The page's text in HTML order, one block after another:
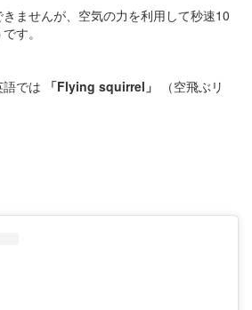
ませんが、空気の力を利用して秒速10
す。
では 「Flying squirrel」
（空飛ぶリ